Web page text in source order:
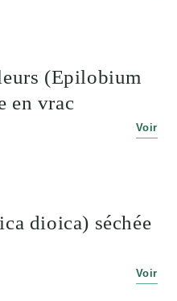
(Epilobium
en vrac
Voir
dioica) séchée
Voir